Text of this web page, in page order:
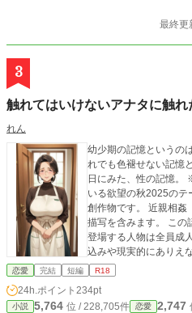
最終更
3
触れてはいけないアナタに触れ
れん
幼少期の記憶というの
れでも色褪せない記憶という
日にみた、性の記憶。 ※ノクターンノベル様にて開催されて
いる欲望の秋2025のテ
創作物です。 近親相姦（母子）作品です。 性描写、近親相姦
描写を含みます。 この話は創作物でありフィクションです。
登場する人物は全員成人済み
込みや現実的にありえ
い。 執筆完了。全7話予約投稿済み。3万文字未満。11/1まで
恋愛 完結 短編 R18
24h.ポイント 234pt
小説 5,764 位 / 228,705件 恋愛 2,747